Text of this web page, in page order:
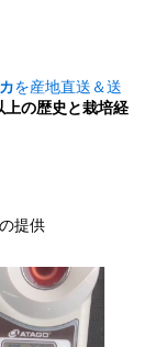
を産地直送＆送
上の歴史と栽培経
提供